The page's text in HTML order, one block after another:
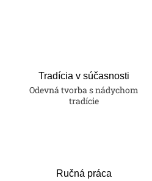
Tradícia v súčasnosti
Odevná tvorba s nádychom
tradície
Ručná práca